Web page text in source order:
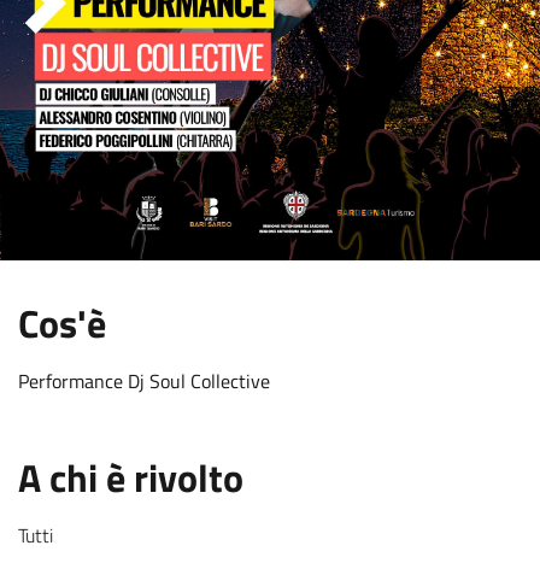
Cos'è:
Performance Dj Soul Collective
A chi è rivolto
Tutti